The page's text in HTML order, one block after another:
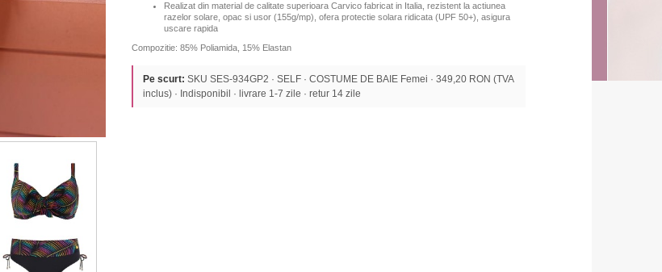
Realizat din material de calitate superioara Carvico fabricat in Italia, rezistent la actiunea
razelor solare, opac si usor (155g/mp), ofera protectie solara ridicata (UPF 50+), asigura
uscare rapida
Compozitie: 85% Poliamida, 15% Elastan
Pe scurt: SKU SES-934GP2 · SELF · COSTUME DE BAIE Femei · 349,20 RON (TVA
inclus) · Indisponibil · livrare 1-7 zile · retur 14 zile